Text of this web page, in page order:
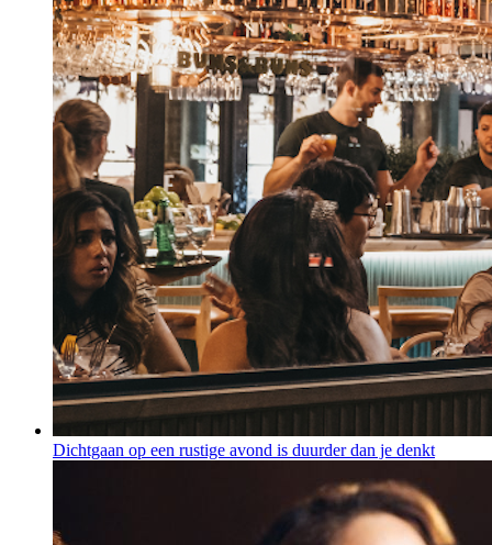
Dichtgaan op een rustige avond is duurder dan je denkt